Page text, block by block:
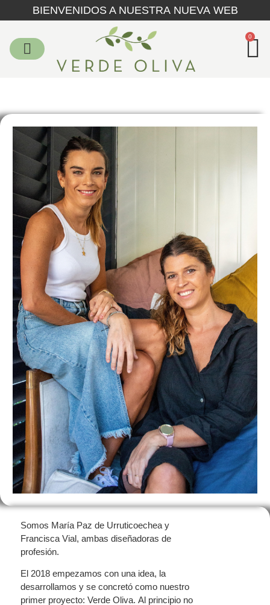
BIENVENIDOS A NUESTRA NUEVA WEB
0
Somos María Paz de Urruticoechea y
Francisca Vial, ambas diseñadoras de
profesión.
El 2018 empezamos con una idea, la
desarrollamos y se concretó como nuestro
primer proyecto: Verde Oliva. Al principio no